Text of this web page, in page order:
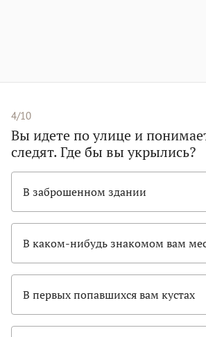
4/10
Вы идете по улице и
следят. Где бы вы укрылись?
В заброшенном здании
В каком-нибудь знакомом вам
В первых попавшихся вам кустах